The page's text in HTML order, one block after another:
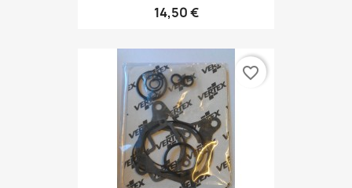
14,50 €
favorite_border